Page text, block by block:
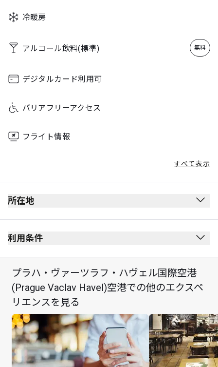
Thursday
Friday 07:00 - 21:00
Sunday
冷暖房
アルコール飲料(標準) 無料
デジタルカード利用可
バリアフリーアクセス
フライト情報
すべて表示
所在地
利用条件
プラハ・ヴァーツラフ・ハヴェル国際空港
(Prague Vaclav Havel)空港での他のエクスペ
リエンスを見る